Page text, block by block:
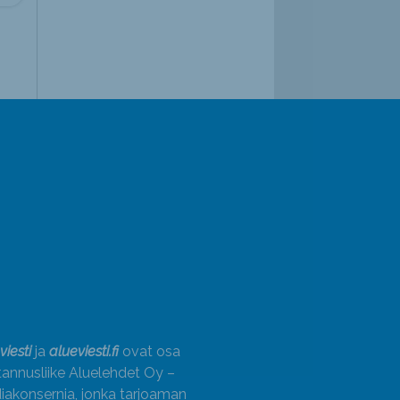
ja alueviesti.fiovat osa
Aluelehdet Oy –
jonka tarjoaman